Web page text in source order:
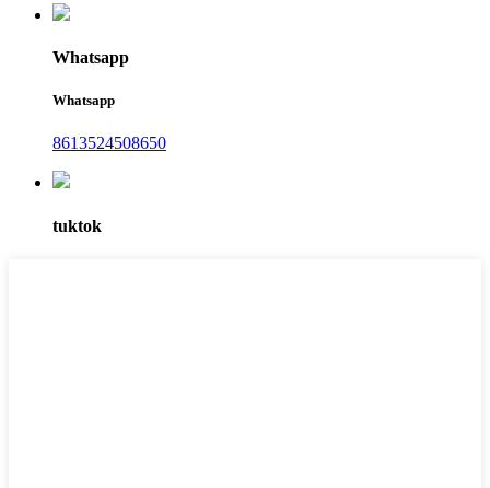
Whatsapp
Whatsapp
8613524508650
tuktok